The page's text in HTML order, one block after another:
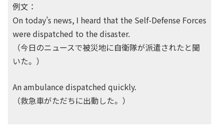
例文：
On today’s news, I heard that the Self-Defense Forces
were dispatched to the disaster.
（今日のニュースで被災地に自衛隊が派遣されたと聞
いた。）
An ambulance dispatched quickly.
（救急車がただちに出動した。）